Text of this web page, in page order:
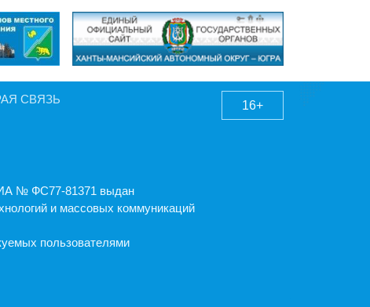
СВЯЗЬ
ИА № ФС77-81371 выдан
и массовых коммуникаций
пользователями
16+